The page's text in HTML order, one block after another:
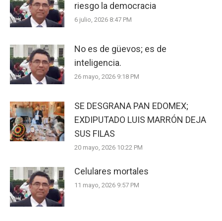
riesgo la democracia
6 julio, 2026 8:47 PM
No es de güevos; es de
inteligencia.
26 mayo, 2026 9:18 PM
SE DESGRANA PAN EDOMEX;
EXDIPUTADO LUIS MARRÓN DEJA
SUS FILAS
20 mayo, 2026 10:22 PM
Celulares mortales
11 mayo, 2026 9:57 PM